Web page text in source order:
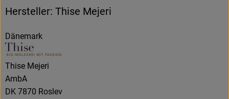
Hersteller: Thise Mejeri
Dänemark
Thise Mejeri
AmbA
DK 7870 Roslev